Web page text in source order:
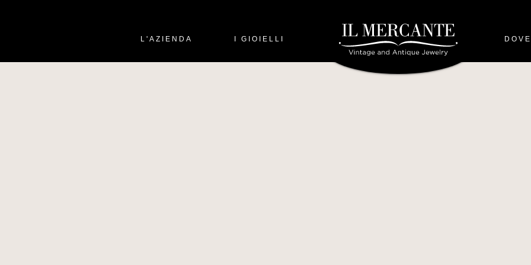
L'AZIENDA I GIOIELLI